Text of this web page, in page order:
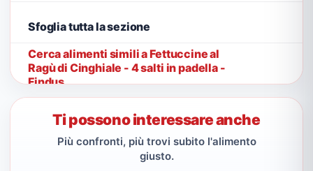
Sfoglia tutta la sezione
Cerca alimenti simili a Fettuccine al
Ragù di Cinghiale - 4 salti in padella -
Findus
Ti possono interessare anche
Più confronti, più trovi subito l'alimento
giusto.